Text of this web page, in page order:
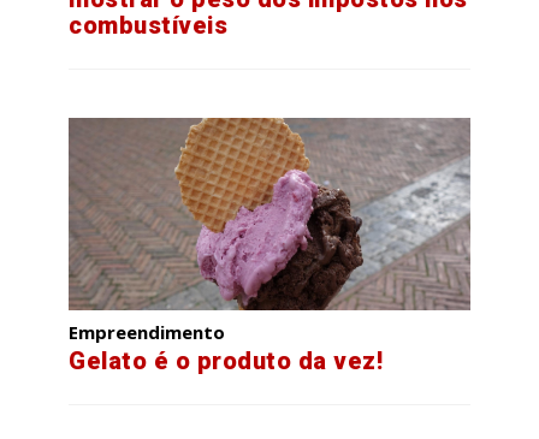
combustíveis
Empreendimento
Gelato é o produto da vez!